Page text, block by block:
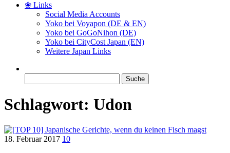
❀ Links
Social Media Accounts
Yoko bei Voyapon (DE & EN)
Yoko bei GoGoNihon (DE)
Yoko bei CityCost Japan (EN)
Weitere Japan Links
nach:
Schlagwort: Udon
18. Februar 2017 10